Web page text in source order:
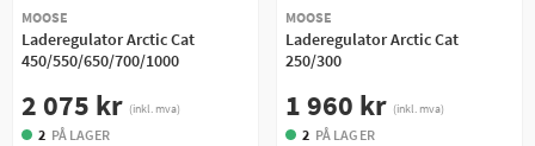
MOOSE
Laderegulator Arctic Cat
450/550/650/700/1000
2 075 kr (inkl. mva)
2 PÅ LAGER
MOOSE
Laderegulator Arctic Cat
250/300
1 960 kr (inkl. mva)
2 PÅ LAGER